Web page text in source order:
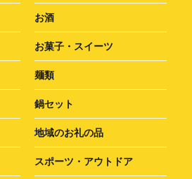
お酒
お菓子・スイーツ
麺類
鍋セット
地域のお礼の品
スポーツ・アウトドア